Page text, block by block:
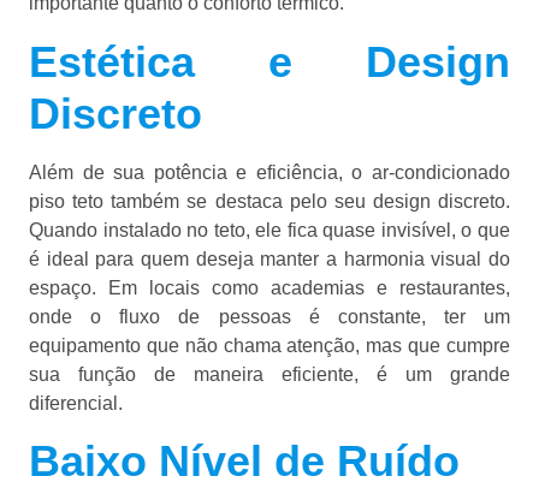
Estética e Design
Discreto
Além de sua potência e eficiência, o ar-condicionado
piso teto também se destaca pelo seu design discreto.
Quando instalado no teto, ele fica quase invisível, o que
é ideal para quem deseja manter a harmonia visual do
espaço. Em locais como academias e restaurantes,
onde o fluxo de pessoas é constante, ter um
equipamento que não chama atenção, mas que cumpre
sua função de maneira eficiente, é um grande
diferencial.
Baixo Nível de Ruído